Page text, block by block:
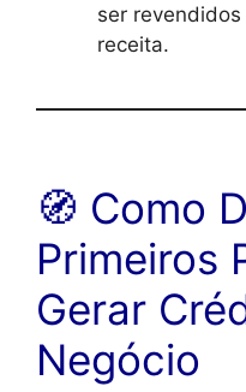
ser
receita.
🧭 Como
Primeiros
Gerar
Negócio